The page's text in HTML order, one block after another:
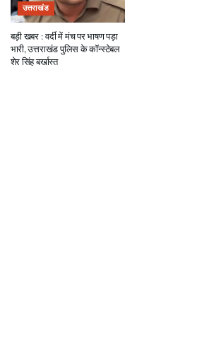
उत्तराखंड
बड़ी खबर : वर्दी में मंच पर भाषण पड़ा
भारी, उत्तराखंड पुलिस के कॉन्स्टेबल
शेर सिंह बर्खास्त